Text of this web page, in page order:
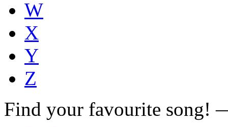
W
X
Y
Z
Find your favourite song!